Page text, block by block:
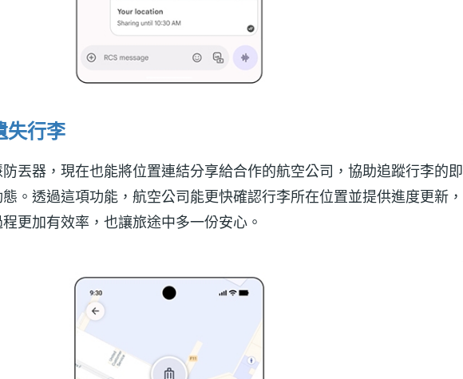
失行李
丟器，現在也能將位置連結分享給合作的航空公司，協助追蹤行李的即
。透過這項功能，航空公司能更快確認行李所在位置並提供進度更新，
更加有效率，也讓旅途中多一份安心。